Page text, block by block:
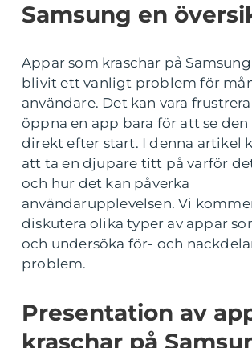
Samsung en
Appar som kraschar på
blivit ett vanligt problem för
användare. Det kan vara
öppna en app bara för att se den
direkt efter start. I denna artikel
att ta en djupare titt på varför
och hur det kan påverka
användarupplevelsen. Vi
diskutera olika typer av appar
och undersöka för- och
problem.
Presentation av
kraschar på